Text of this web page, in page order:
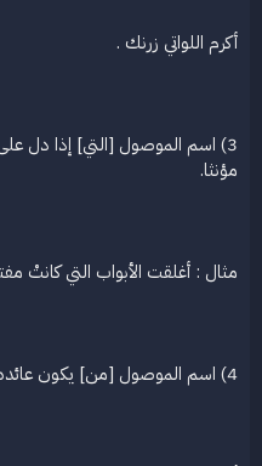
أكرم اللواتي زرنك .
3) اسم الموصول [التي] إذا دل
مؤنثا.
مثال : أغلقت الأبواب التي كانتْ
4) اسم الموصول [من] يكون عائده مطابقا مراعاة للمعنى المقصود.